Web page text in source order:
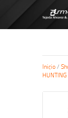
Inicio/
HUNTING